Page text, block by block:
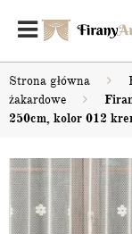
Strona główna
żakardowe
250cm, kolor 012